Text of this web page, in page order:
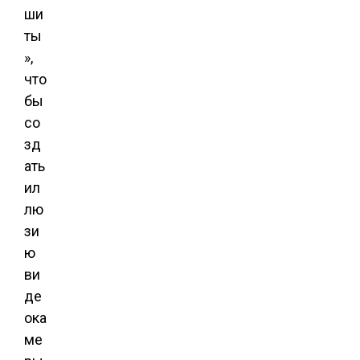
ши
ты
»,
что
бы
со
зд
ать
ил
лю
зи
ю
ви
де
ока
ме